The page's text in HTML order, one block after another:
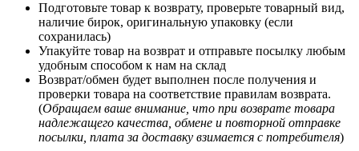
Подготовьте товар к возврату, проверьте товарный вид,
наличие бирок, оригинальную упаковку (если
сохранилась)
Упакуйте товар на возврат и отправьте посылку любым
удобным способом к нам на склад
Возврат/обмен будет выполнен после получения и
проверки товара на соответствие правилам возврата.
(Обращаем ваше внимание, что при возврате товара
надлежащего качества, обмене и повторной отправке
посылки, плата за доставку взимается с потребителя)